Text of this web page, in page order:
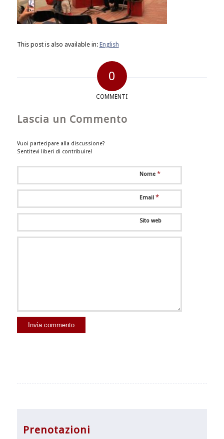
This post is also available in: English
0
COMMENTI
Lascia un Commento
Vuoi partecipare alla discussione?
Sentitevi liberi di contribuire!
Nome *
Email *
Sito web
Prenotazioni